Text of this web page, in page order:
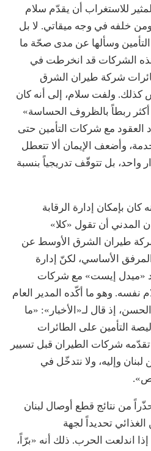
المثير للاستغراب أن يقدّم سلام
ومن خلفه في وجه ميقاتي. لا بل
التأمين وسألها عن مدى صحّة ما
الشركات قد انخرطت في
شركة طيران الشرق
كذلك. ولفت سلام، إلى أنه كان
أكثر ربطاً بالظروف الحساسة»
العقود مع شركات التأمين حتى
وأضعف الإيمان ألا تتعطل
واحد، بل تتوقّف تدريجياً بنسبة
كان بإمكان إدارة الرقابة
المدني أن تقول «كلا»
طيران الشرق الأوسط عن
المرفق الأساسي، لكنّ إدارة
«ميدل إيست» مع شركات
نفسه. وهو ما أكّده المدير
العام
الحسن، إذ قال لـ« الأخبار »: «ما
التأمين على الطائرات
تقدّمه شركات الطيران قبل تسيير
لبنان وإليه، ولا نتدخّل في
».
من نتائج قطع أوصال لبنان
الغذائي تحديداً لجهة
إذا اندلعت الحرب. ذلك أنه «برّاً،